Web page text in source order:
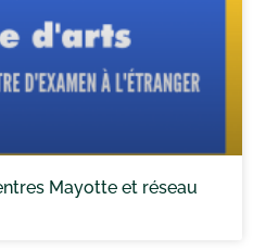
Mayotte et réseau